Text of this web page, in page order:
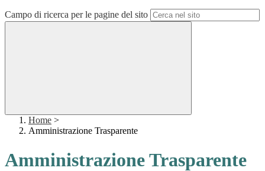
Campo di ricerca per le pagine del sito
Home >
Amministrazione Trasparente
Amministrazione Trasparente